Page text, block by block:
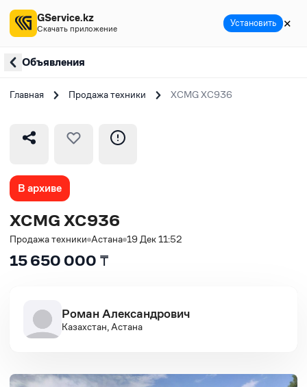
Объявления
Главная Продажа техники XCMG XC936
В архиве
XCMG XC936
Продажа техники Астана 19 Дек 11:52
15 650 000 ₸
Роман Александрович
Казахстан, Астана
GService.kz
Скачать приложение Установить ✕